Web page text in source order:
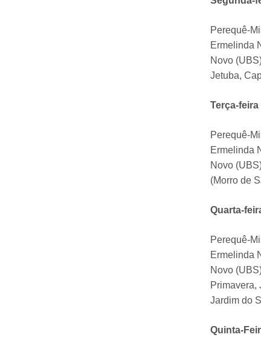
Perequê-
Ermelinda
Novo
Jetuba,
Terça-feira
Perequê-
Ermelinda
Novo
(Morro de
Quarta-
Perequê-
Ermelinda
Novo
Primavera,
Jardim do
Quinta-